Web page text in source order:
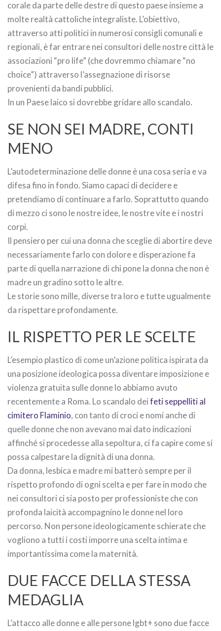
corale da parte delle destre di questo paese insieme a
molte realtà cattoliche integraliste. L’obiettivo,
attraverso atti politici in numerosi consigli comunali e
regionali, è far entrare nei consultori delle nostre città le
associazioni “pro life” (che dovremmo chiamare “no
choice”) attraverso l’assegnazione di risorse
provenienti da bandi pubblici.
In un Paese laico si dovrebbe gridare allo scandalo.
SE NON SEI MADRE, CONTI
MENO
L’autodeterminazione delle donne è una cosa seria e va
difesa fino in fondo. Siamo capaci di decidere e
pretendiamo di continuare a farlo. Soprattutto quando
di mezzo ci sono le nostre idee, le nostre vite e i nostri
corpi.
Il pensiero per cui una donna che sceglie di abortire deve
necessariamente farlo con dolore e disperazione fa
parte di quella narrazione di chi pone la donna che non è
madre un gradino sotto le altre.
Le storie sono mille, diverse tra loro e tutte ugualmente
da rispettare profondamente.
IL RISPETTO PER LE SCELTE
L’esempio plastico di come un’azione politica ispirata da
una posizione ideologica possa diventare imposizione e
violenza gratuita sulle donne lo abbiamo avuto
recentemente a Roma. Lo scandalo deifeti seppelliti al
cimitero Flaminio, con tanto di croci e nomi anche di
quelle donne che non avevano mai dato indicazioni
affinché si procedesse alla sepoltura, ci fa capire come si
possa calpestare la dignità di una donna.
Da donna, lesbica e madre mi batterò sempre per il
rispetto profondo di ogni scelta e per fare in modo che
nei consultori ci sia posto per professioniste che con
profonda laicità accompagnino le donne nel loro
percorso. Non persone ideologicamente schierate che
vogliono a tutti i costi imporre una scelta intima e
importantissima come la maternità.
DUE FACCE DELLA STESSA
MEDAGLIA
L’attacco alle donne e alle persone lgbt+ sono due facce